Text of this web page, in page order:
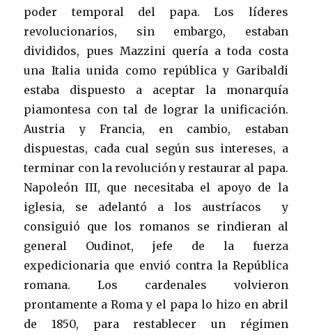
poder temporal del papa. Los líderes
revolucionarios, sin embargo, estaban
divididos, pues Mazzini quería a toda costa
una Italia unida como república y Garibaldi
estaba dispuesto a aceptar la monarquía
piamontesa con tal de lograr la unificación.
Austria y Francia, en cambio, estaban
dispuestas, cada cual según sus intereses, a
terminar con la revolución y restaurar al papa.
Napoleón III, que necesitaba el apoyo de la
iglesia, se adelantó a los austríacos y
consiguió que los romanos se rindieran al
general Oudinot, jefe de la fuerza
expedicionaria que envió contra la República
romana. Los cardenales volvieron
prontamente a Roma y el papa lo hizo en abril
de 1850, para restablecer un régimen